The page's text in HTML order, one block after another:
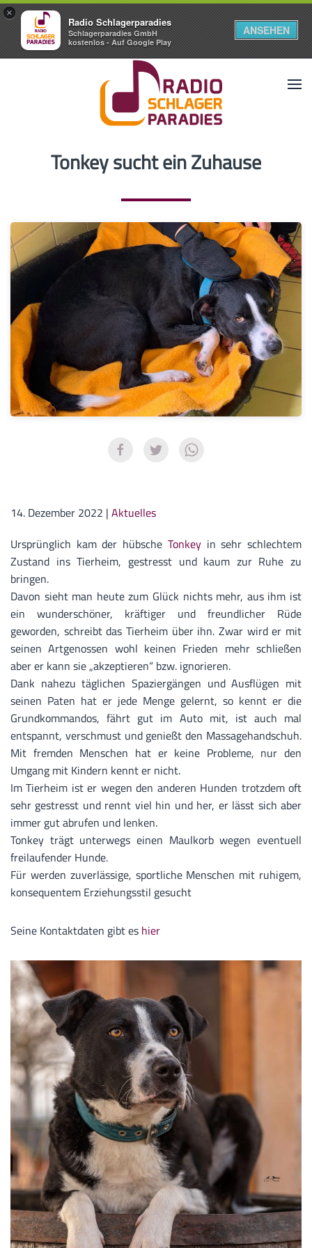
×
Radio Schlagerparadies
Schlagerparadies GmbH
kostenlos - Auf Google Play
ANSEHEN
Tonkey sucht ein Zuhause
14. Dezember 2022 | Aktuelles
Ursprünglich kam der hübsche Tonkeyin sehr schlechtem
Zustand ins Tierheim, gestresst und kaum zur Ruhe zu
bringen.
Davon sieht man heute zum Glück nichts mehr, aus ihm ist
ein wunderschöner, kräftiger und freundlicher Rüde
geworden, schreibt das Tierheim über ihn. Zwar wird er mit
seinen Artgenossen wohl keinen Frieden mehr schließen
aber er kann sie „akzeptieren“ bzw. ignorieren.
Dank nahezu täglichen Spaziergängen und Ausflügen mit
seinen Paten hat er jede Menge gelernt, so kennt er die
Grundkommandos, fährt gut im Auto mit, ist auch mal
entspannt, verschmust und genießt den Massagehandschuh.
Mit fremden Menschen hat er keine Probleme, nur den
Umgang mit Kindern kennt er nicht.
Im Tierheim ist er wegen den anderen Hunden trotzdem oft
sehr gestresst und rennt viel hin und her, er lässt sich aber
immer gut abrufen und lenken.
Tonkey trägt unterwegs einen Maulkorb wegen eventuell
freilaufender Hunde.
Für werden zuverlässige, sportliche Menschen mit ruhigem,
konsequentem Erziehungsstil gesucht
Seine Kontaktdaten gibt es hier